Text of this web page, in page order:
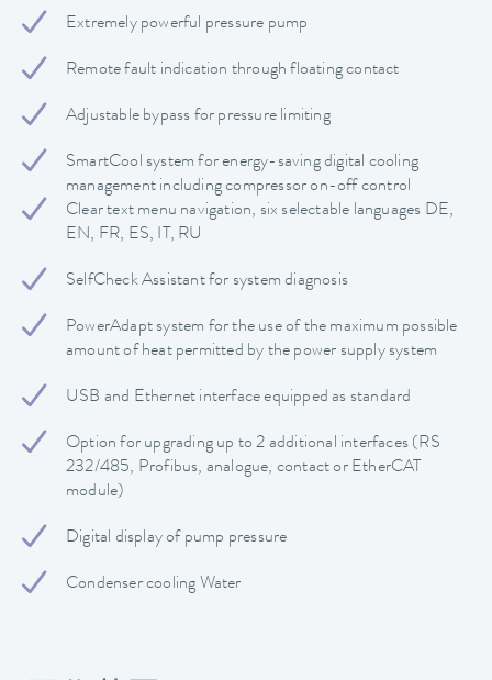
Extremely powerful pressure pump
Remote fault indication through floating contact
Adjustable bypass for pressure limiting
SmartCool system for energy-saving digital cooling
management including compressor on-off control
Clear text menu navigation, six selectable languages DE,
EN, FR, ES, IT, RU
SelfCheck Assistant for system diagnosis
PowerAdapt system for the use of the maximum possible
amount of heat permitted by the power supply system
USB and Ethernet interface equipped as standard
Option for upgrading up to 2 additional interfaces (RS
232/485, Profibus, analogue, contact or EtherCAT
module)
Digital display of pump pressure
Condenser cooling Water